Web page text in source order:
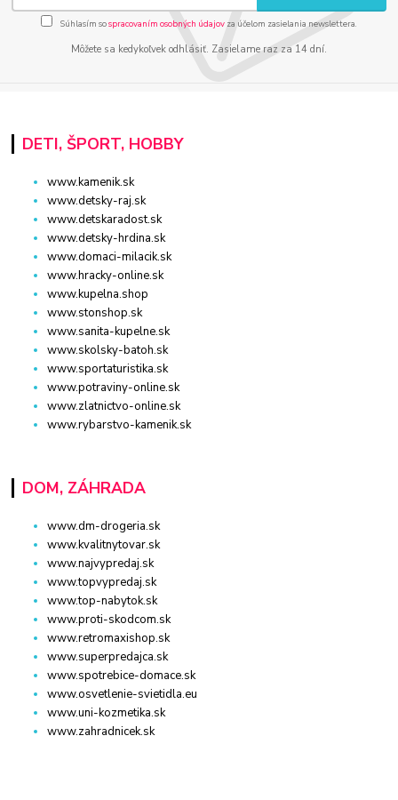
Súhlasím sospracovaním osobných údajov za účelom zasielania newslettera.
Môžete sa kedykoľvek odhlásiť. Zasielame raz za 14 dní.
DETI, ŠPORT, HOBBY
www.kamenik.sk
www.detsky-raj.sk
www.detskaradost.sk
www.detsky-hrdina.sk
www.domaci-milacik.sk
www.hracky-online.sk
www.kupelna.shop
www.stonshop.sk
www.sanita-kupelne.sk
www.skolsky-batoh.sk
www.sportaturistika.sk
www.potraviny-online.sk
www.zlatnictvo-online.sk
www.rybarstvo-kamenik.sk
DOM, ZÁHRADA
www.dm-drogeria.sk
www.kvalitnytovar.sk
www.najvypredaj.sk
www.topvypredaj.sk
www.top-nabytok.sk
www.proti-skodcom.sk
www.retromaxishop.sk
www.superpredajca.sk
www.spotrebice-domace.sk
www.osvetlenie-svietidla.eu
www.uni-kozmetika.sk
www.zahradnicek.sk